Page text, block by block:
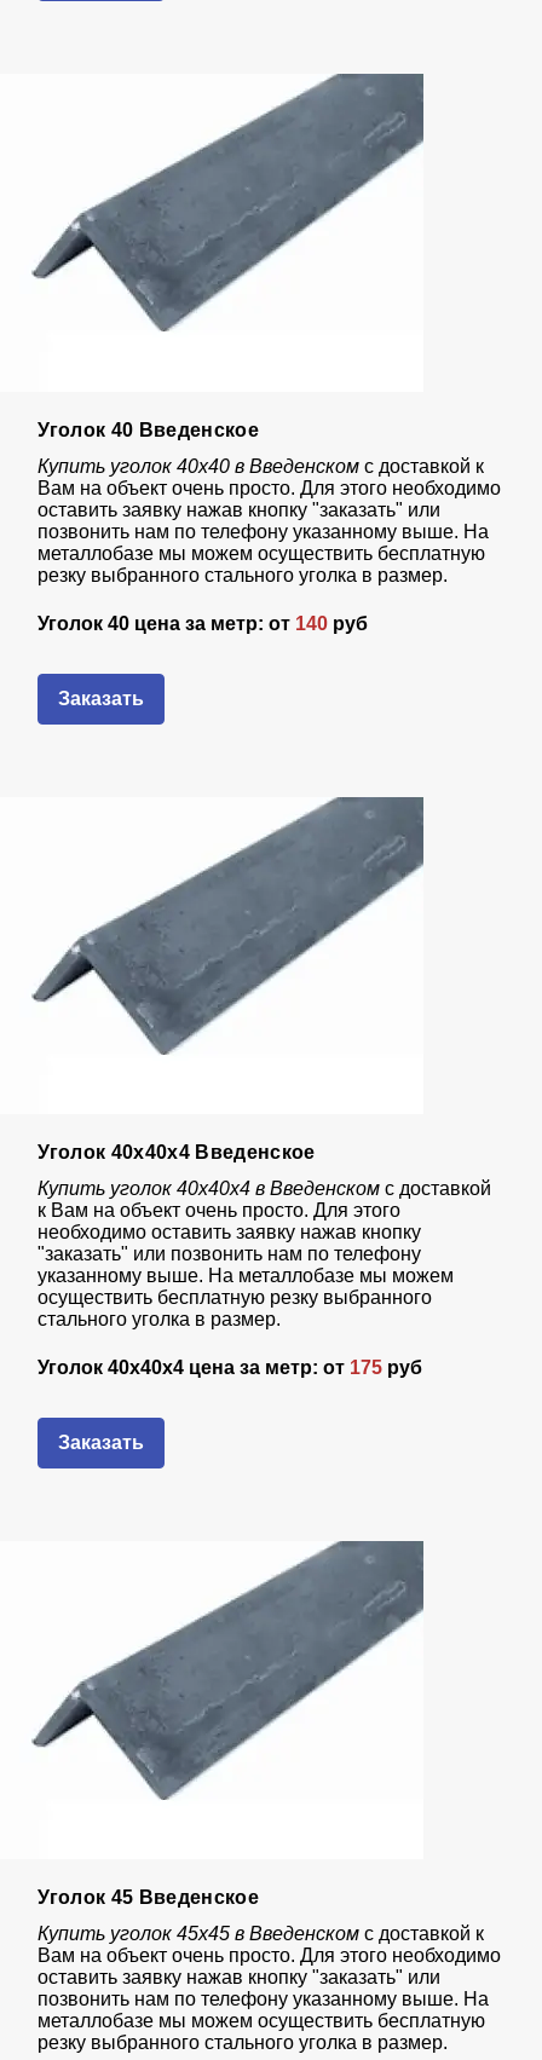
Уголок 40 Введенское
Купить уголок 40х40 в Введенскомс доставкой к
Вам на объект очень просто. Для этого необходимо
оставить заявку нажав кнопку "заказать" или
позвонить нам по телефону указанному выше. На
металлобазе мы можем осуществить бесплатную
резку выбранного стального уголка в размер.
Уголок 40 цена за метр: от 140 руб
Заказать
Уголок 40х40х4 Введенское
Купить уголок 40х40х4 в Введенскомс доставкой
к Вам на объект очень просто. Для этого
необходимо оставить заявку нажав кнопку
"заказать" или позвонить нам по телефону
указанному выше. На металлобазе мы можем
осуществить бесплатную резку выбранного
стального уголка в размер.
Уголок 40х40х4 цена за метр: от 175 руб
Заказать
Уголок 45 Введенское
Купить уголок 45х45 в Введенскомс доставкой к
Вам на объект очень просто. Для этого необходимо
оставить заявку нажав кнопку "заказать" или
позвонить нам по телефону указанному выше. На
металлобазе мы можем осуществить бесплатную
резку выбранного стального уголка в размер.